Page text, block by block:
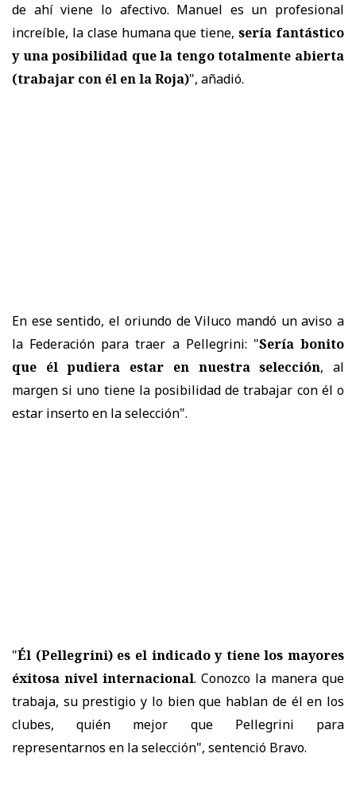
de ahí viene lo afectivo. Manuel es un profesional
increíble, la clase humana que tiene,sería fantástico
y una posibilidad que la tengo totalmente abierta
(trabajar con él en la Roja)", añadió.
En ese sentido, el oriundo de Viluco mandó un aviso a
la Federación para traer a Pellegrini: "Sería bonito
que él pudiera estar en nuestra selección, al
margen si uno tiene la posibilidad de trabajar con él o
estar inserto en la selección".
"Él (Pellegrini) es el indicado y tiene los mayores
éxitosa nivel internacional. Conozco la manera que
trabaja, su prestigio y lo bien que hablan de él en los
clubes, quién mejor que Pellegrini para
representarnos en la selección", sentenció Bravo.